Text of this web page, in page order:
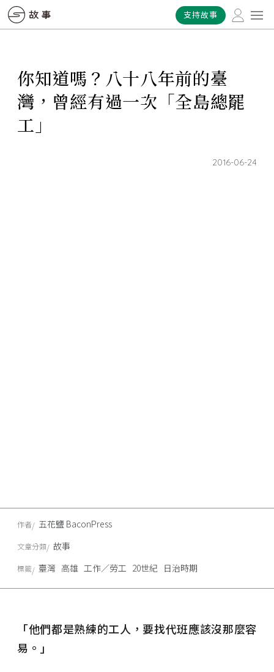
支持故事
你知道嗎？八十八年前的臺
灣，曾經有過一次「全島總罷
工」
2016-06-24
「他們都是熟練的工人，要找代班應該沒那麼容
易。」
作者 五花鹽 BaconPress
文章分類 故事
標籤 臺灣 高雄 工作／勞工 20世紀 日治時期